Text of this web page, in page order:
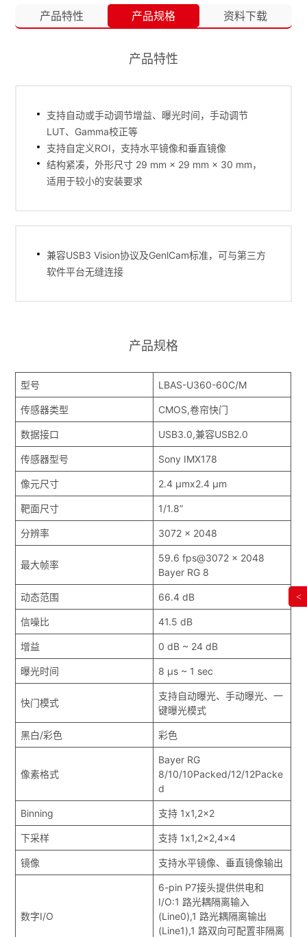
产品特性 产品规格 资料下载
产品特性
支持自动或手动调节增益、曝光时间，手动调节
LUT、Gamma校正等
支持自定义ROI，支持水平镜像和垂直镜像
结构紧凑，外形尺寸 29 mm × 29 mm × 30 mm，
适用于较小的安装要求
兼容USB3 Vision协议及GenlCam标准，可与第三方
软件平台无缝连接
产品规格
型号 LBAS-U360-60C/M
传感器类型 CMOS,卷帘快门
数据接口 USB3.0,兼容USB2.0
传感器型号 Sony IMX178
像元尺寸 2.4 μmx2.4 μm
靶面尺寸 1/1.8”
分辨率 3072 x 2048
最大帧率
59.6 fps@3072 x 2048
Bayer RG 8
动态范围 66.4 dB
信噪比 41.5 dB
增益 0 dB ~ 24 dB
曝光时间 8 μs ~ 1 sec
快门模式
支持自动曝光、手动曝光、一
键曝光模式
黑白/彩色 彩色
像素格式
Bayer RG
8/10/10Packed/12/12Packe
d
Binning 支持 1x1,2x2
下采样 支持 1x1,2x2,4x4
镜像 支持水平镜像、垂直镜像输出
数字I/O
6-pin P7接头提供供电和
I/O:1 路光耦隔离输入
(Line0),1 路光耦隔离输出
(Line1),1 路双向可配置非隔离
<